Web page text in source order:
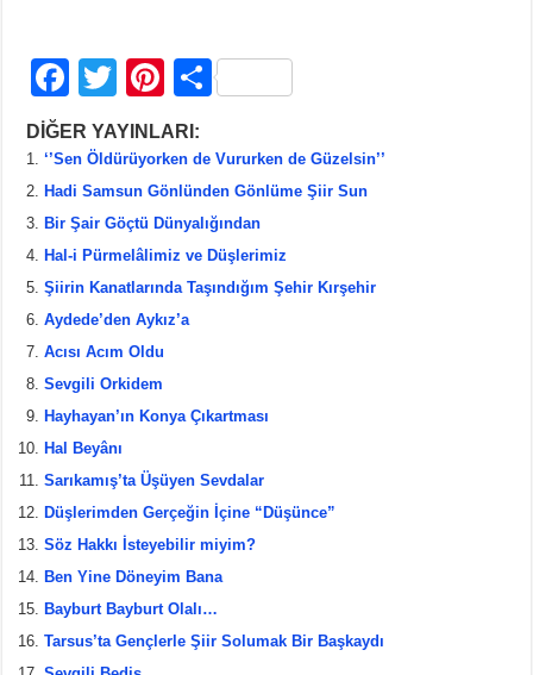
F
a
c
e
b
o
o
k
T
wi
tt
er
Pi
nt
er
e
st
S
ar
e
DİĞER YAYINLARI:
‘’Sen Öldürüyorken de Vururken de Güzelsin’’
Hadi Samsun Gönlünden Gönlüme Şiir Sun
Bir Şair Göçtü Dünyalığından
Hal-i Pürmelâlimiz ve Düşlerimiz
Şiirin Kanatlarında Taşındığım Şehir Kırşehir
Aydede’den Aykız’a
Acısı Acım Oldu
Sevgili Orkidem
Hayhayan’ın Konya Çıkartması
Hal Beyânı
Sarıkamış’ta Üşüyen Sevdalar
Düşlerimden Gerçeğin İçine “Düşünce”
Söz Hakkı İsteyebilir miyim?
Ben Yine Döneyim Bana
Bayburt Bayburt Olalı…
Tarsus’ta Gençlerle Şiir Solumak Bir Başkaydı